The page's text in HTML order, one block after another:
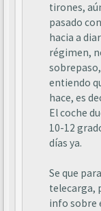
tirones,
pasado
hacia a
régimen,
entiendo
hace, es
El coche
10-12
días ya.
Se que
telecarga,
info sobre